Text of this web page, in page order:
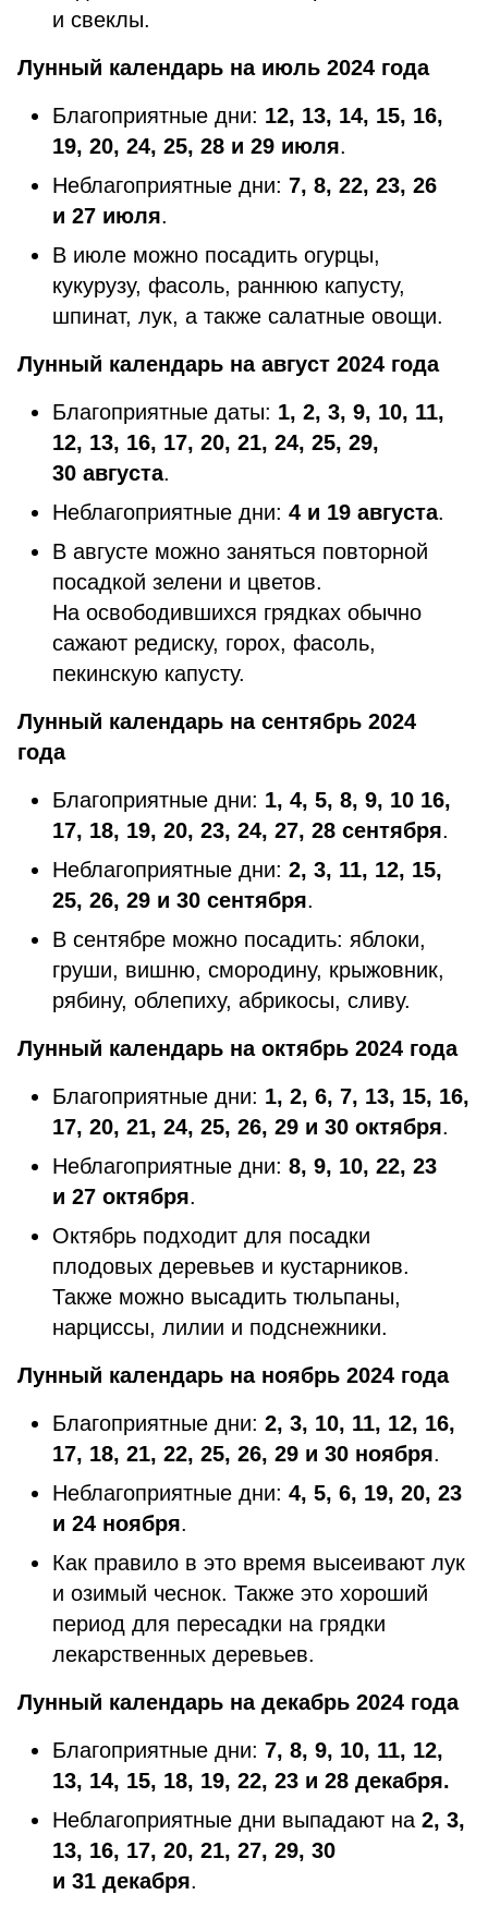
и свеклы.
Лунный календарь на июль 2024 года
Благоприятные дни: 12, 13, 14, 15, 16,
19, 20, 24, 25, 28 и 29 июля.
Неблагоприятные дни: 7, 8, 22, 23, 26
и 27 июля.
В июле можно посадить огурцы,
кукурузу, фасоль, раннюю капусту,
шпинат, лук, а также салатные овощи.
Лунный календарь на август 2024 года
Благоприятные даты: 1, 2, 3, 9, 10, 11,
12, 13, 16, 17, 20, 21, 24, 25, 29,
30 августа.
Неблагоприятные дни: 4 и 19 августа.
В августе можно заняться повторной
посадкой зелени и цветов.
На освободившихся грядках обычно
сажают редиску, горох, фасоль,
пекинскую капусту.
Лунный календарь на сентябрь 2024
года
Благоприятные дни: 1, 4, 5, 8, 9, 10 16,
17, 18, 19, 20, 23, 24, 27, 28 сентября.
Неблагоприятные дни: 2, 3, 11, 12, 15,
25, 26, 29 и 30 сентября.
В сентябре можно посадить: яблоки,
груши, вишню, смородину, крыжовник,
рябину, облепиху, абрикосы, сливу.
Лунный календарь на октябрь 2024 года
Благоприятные дни: 1, 2, 6, 7, 13, 15, 16,
17, 20, 21, 24, 25, 26, 29 и 30 октября.
Неблагоприятные дни: 8, 9, 10, 22, 23
и 27 октября.
Октябрь подходит для посадки
плодовых деревьев и кустарников.
Также можно высадить тюльпаны,
нарциссы, лилии и подснежники.
Лунный календарь на ноябрь 2024 года
Благоприятные дни: 2, 3, 10, 11, 12, 16,
17, 18, 21, 22, 25, 26, 29 и 30 ноября.
Неблагоприятные дни: 4, 5, 6, 19, 20, 23
и 24 ноября.
Как правило в это время высеивают лук
и озимый чеснок. Также это хороший
период для пересадки на грядки
лекарственных деревьев.
Лунный календарь на декабрь 2024 года
Благоприятные дни: 7, 8, 9, 10, 11, 12,
13, 14, 15, 18, 19, 22, 23 и 28 декабря.
Неблагоприятные дни выпадают на 2, 3,
13, 16, 17, 20, 21, 27, 29, 30
и 31 декабря.